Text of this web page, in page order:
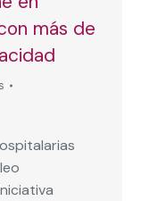
más de